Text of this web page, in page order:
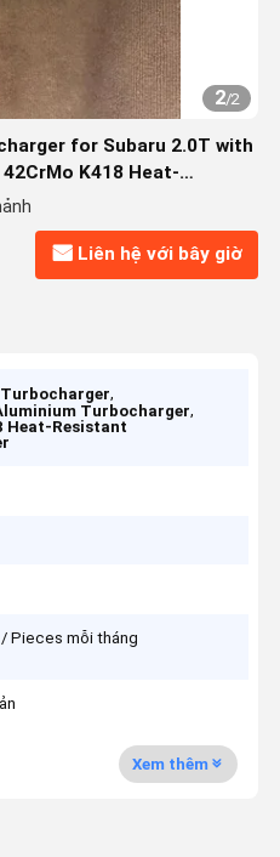
2/2
for Subaru 2.0T with
K418 Heat-
Liên hệ với bây giờ
,
Turbocharger,
Heat-Resistant
Pieces mỗi tháng
Xem thêm